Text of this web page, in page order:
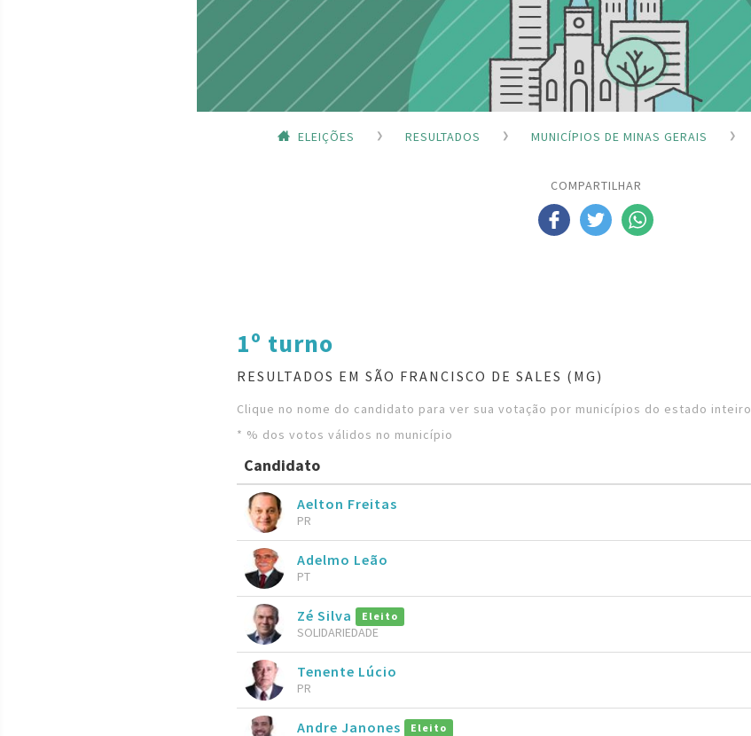
ELEIÇÕES RESULTADOS MUNICÍPIOS DE MINAS GERAIS
COMPARTILHAR
1º turno
RESULTADOS EM SÃO FRANCISCO DE SALES (MG)
Clique no nome do candidato para ver sua votação por municípios do estado inteiro
* % dos votos válidos no município
Candidato
Aelton Freitas
PR
Adelmo Leão
PT
Zé Silva Eleito
SOLIDARIEDADE
Tenente Lúcio
PR
Andre Janones Eleito